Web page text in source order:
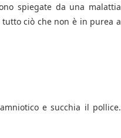
spiegate da una malattia
ciò che non è in purea a
e succhia il pollice.